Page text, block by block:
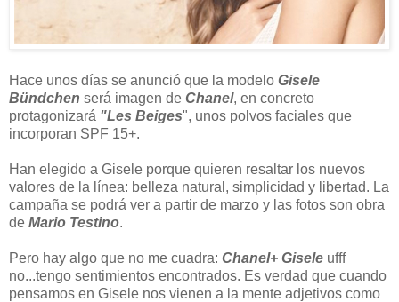
Hace unos días se anunció que la modelo Gisele
Bündchen será imagen de Chanel, en concreto
protagonizará "Les Beiges", unos polvos faciales que
incorporan SPF 15+.
Han elegido a Gisele porque quieren resaltar los nuevos
valores de la línea: belleza natural, simplicidad y libertad. La
campaña se podrá ver a partir de marzo y las fotos son obra
de Mario Testino.
Pero hay algo que no me cuadra: Chanel+ Gisele ufff
no...tengo sentimientos encontrados. Es verdad que cuando
pensamos en Gisele nos vienen a la mente adjetivos como